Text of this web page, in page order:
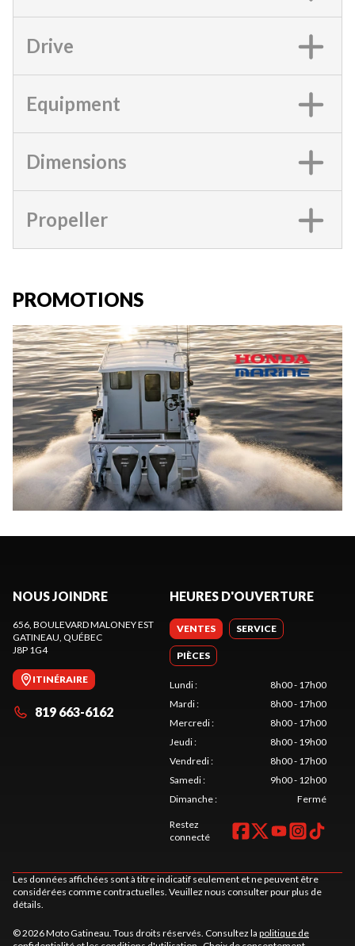
Drive
Equipment
Dimensions
Propeller
PROMOTIONS
NOUS JOINDRE
656, BOULEVARD MALONEY EST
GATINEAU, QUÉBEC
J8P 1G4
ITINÉRAIRE
819 663-6162
HEURES D'OUVERTURE
VENTES SERVICE
PIÈCES
Lundi:
8h00 - 17h00
Mardi:
8h00 - 17h00
Mercredi:
8h00 - 17h00
Jeudi:
8h00 - 19h00
Vendredi:
8h00 - 17h00
Samedi:
9h00 - 12h00
Dimanche: Fermé
Restez
connecté
Les données affichées sont à titre indicatif seulement et ne peuvent être
considérées comme contractuelles. Veuillez nous consulter pour plus de
détails.
© 2026 Moto Gatineau. Tous droits réservés. Consultez la politique de